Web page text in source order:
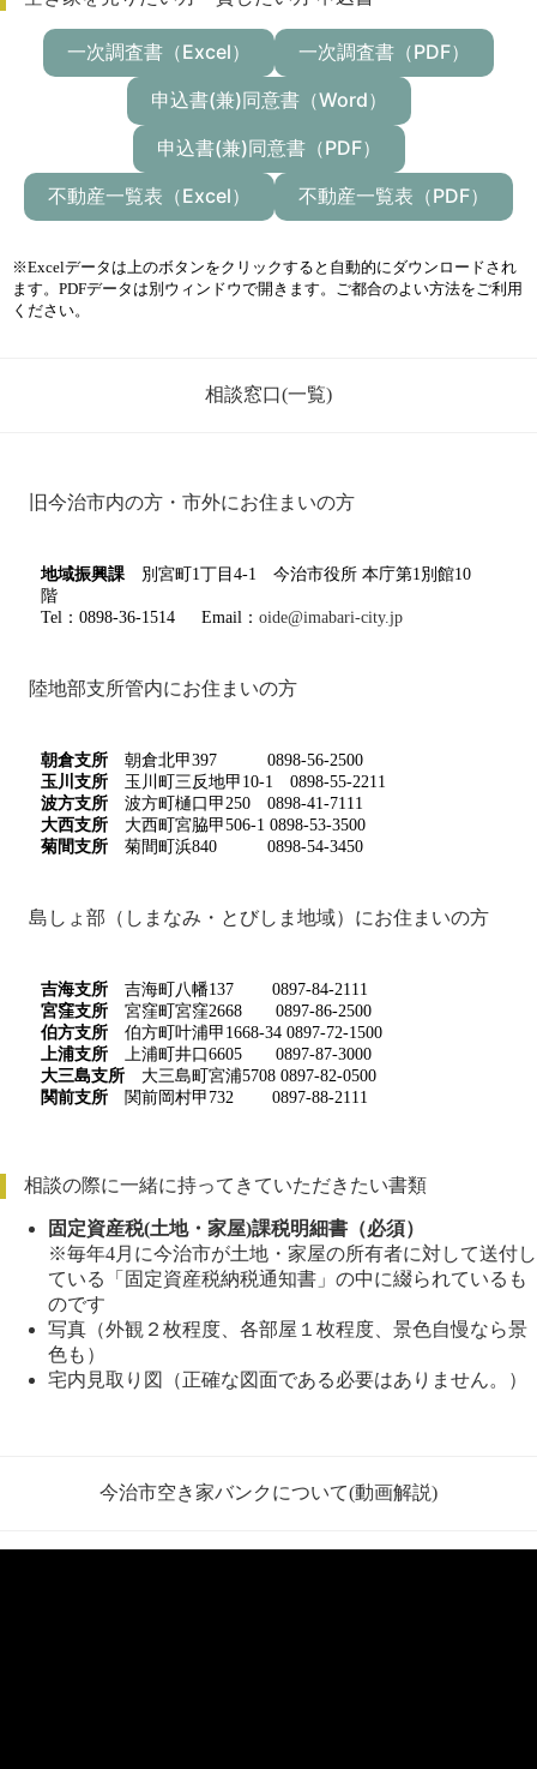
一次調査書（Excel）
一次調査書（PDF）
申込書(兼)同意書（Word）
申込書(兼)同意書（PDF）
不動産一覧表（Excel）
不動産一覧表（PDF）
※Excelデータは上のボタンをクリックすると自動的にダウンロードされ
ます。PDFデータは別ウィンドウで開きます。ご都合のよい方法をご利用
ください。
相談窓口(一覧)
旧今治市内の方・市外にお住まいの方
地域振興課 別宮町1丁目4-1 今治市役所 本庁第1別館10
階
Tel：0898-36-1514 Email： oide@imabari-city.jp
陸地部支所管内にお住まいの方
朝倉支所 朝倉北甲397 0898-56-2500
玉川支所 玉川町三反地甲10-1 0898-55-2211
波方支所 波方町樋口甲250 0898-41-7111
大西支所 大西町宮脇甲506-1 0898-53-3500
菊間支所 菊間町浜840 0898-54-3450
島しょ部（しまなみ・とびしま地域）にお住まいの方
吉海支所 吉海町八幡137 0897-84-2111
宮窪支所 宮窪町宮窪2668 0897-86-2500
伯方支所 伯方町叶浦甲1668-34 0897-72-1500
上浦支所 上浦町井口6605 0897-87-3000
大三島支所 大三島町宮浦5708 0897-82-0500
関前支所 関前岡村甲732 0897-88-2111
相談の際に一緒に持ってきていただきたい書類
固定資産税(土地・家屋)課税明細書（必須）
※毎年4月に今治市が土地・家屋の所有者に対して送付し
ている「固定資産税納税通知書」の中に綴られているも
のです
写真（外観２枚程度、各部屋１枚程度、景色自慢なら景
色も）
宅内見取り図（正確な図面である必要はありません。）
今治市空き家バンクについて(動画解説)